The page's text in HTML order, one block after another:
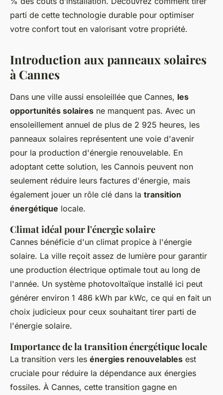
parti de cette technologie durable pour optimiser
votre confort tout en valorisant votre propriété.
Introduction aux panneaux solaires
à Cannes
Dans une ville aussi ensoleillée que Cannes, les
opportunités solaires ne manquent pas. Avec un
ensoleillement annuel de plus de 2 925 heures, les
panneaux solaires représentent une voie d'avenir
pour la production d'énergie renouvelable. En
adoptant cette solution, les Cannois peuvent non
seulement réduire leurs factures d'énergie, mais
également jouer un rôle clé dans la transition
énergétique locale.
Climat idéal pour l'énergie solaire
Cannes bénéficie d'un climat propice à l'énergie
solaire. La ville reçoit assez de lumière pour garantir
une production électrique optimale tout au long de
l'année. Un système photovoltaïque installé ici peut
générer environ 1 486 kWh par kWc, ce qui en fait un
choix judicieux pour ceux souhaitant tirer parti de
l'énergie solaire.
Importance de la transition énergétique locale
La transition vers les énergies renouvelables est
cruciale pour réduire la dépendance aux énergies
fossiles. À Cannes, cette transition gagne en